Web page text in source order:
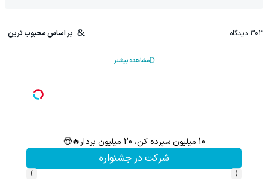
303 دیدگاه بر اساس محبوب ترین
مشاهده بیشتر
10 میلیون سپرده کن، 20 میلیون بردار🔥😍
شرکت در جشنواره
‹
›